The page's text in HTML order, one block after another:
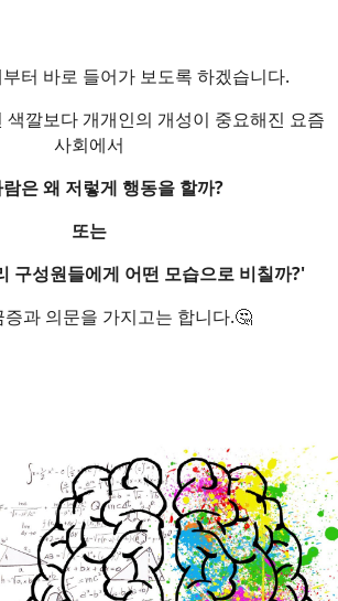
터 바로 들어가 보도록 하겠습니다.
색깔보다 개개인의 개성이 중요해진 요즘
사회에서
은 왜 저렇게 행동을 할까?
또는
구성원들에게 어떤 모습으로 비칠까?'
증과 의문을 가지고는 합니다.🤔